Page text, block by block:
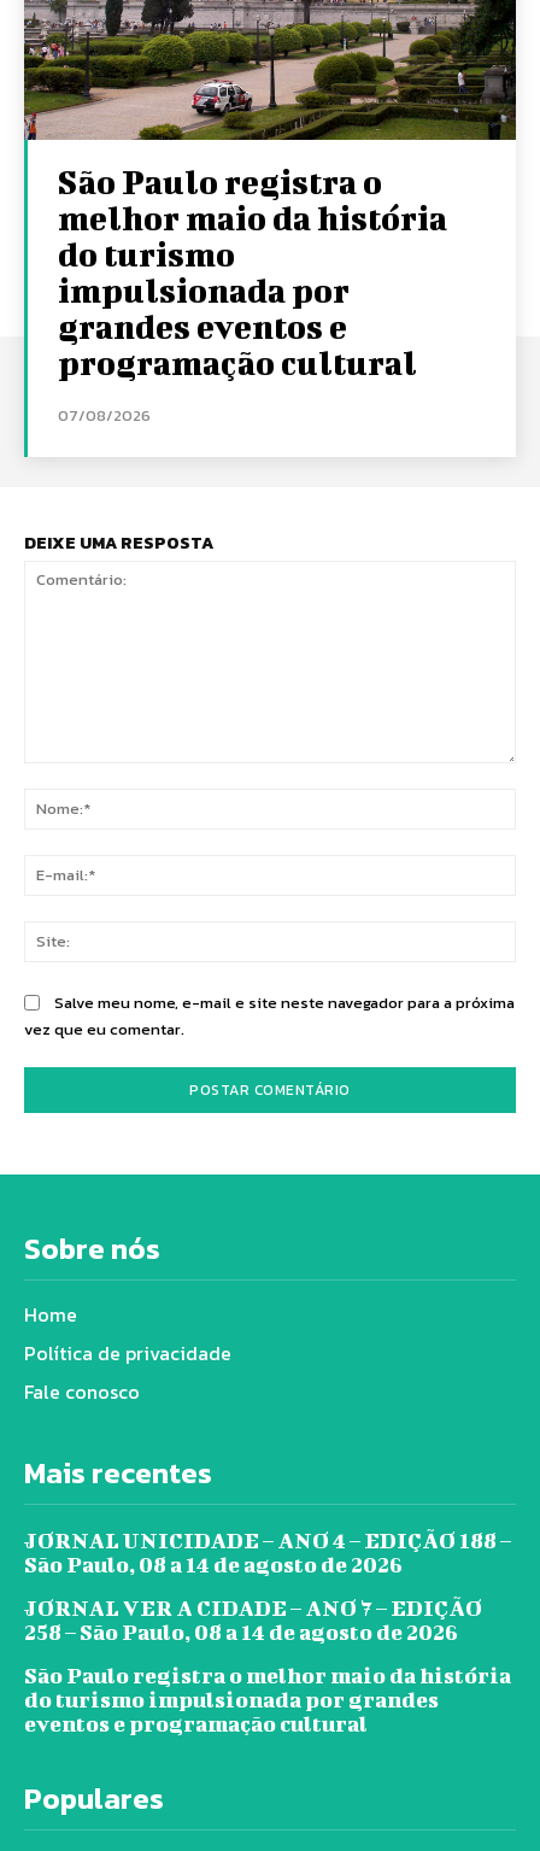
São Paulo registra o
melhor maio da história
do turismo
impulsionada por
grandes eventos e
programação cultural
07/08/2026
DEIXE UMA RESPOSTA
Salve meu nome, e-mail e site neste navegador para a próxima
vez que eu comentar.
Sobre nós
Home
Política de privacidade
Fale conosco
Mais recentes
JORNAL UNICIDADE – ANO 4 – EDIÇÃO 188 –
São Paulo, 08 a 14 de agosto de 2026
JORNAL VER A CIDADE – ANO 7 – EDIÇÃO
258 – São Paulo, 08 a 14 de agosto de 2026
São Paulo registra o melhor maio da história
do turismo impulsionada por grandes
eventos e programação cultural
Populares